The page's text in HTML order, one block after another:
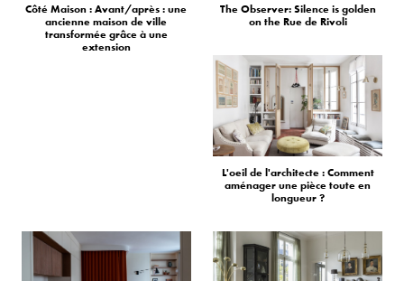
Côté Maison : Avant/après : une
ancienne maison de ville
transformée grâce à une
extension
The Observer: Silence is golden
on the Rue de Rivoli
L'oeil de l'architecte : Comment
aménager une pièce toute en
longueur ?